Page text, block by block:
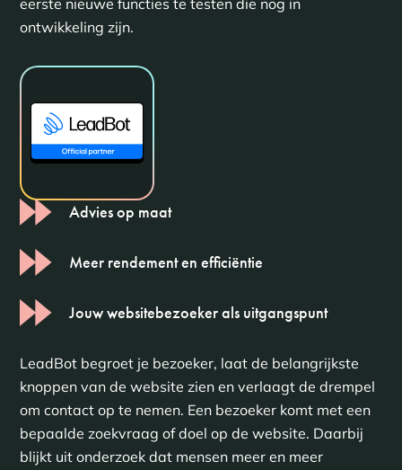
eerste nieuwe functies te testen die nog in
ontwikkeling zijn.
Advies op maat
Meer rendement en efficiëntie
Jouw websitebezoeker als uitgangspunt
LeadBot begroet je bezoeker, laat de belangrijkste
knoppen van de website zien en verlaagt de drempel
om contact op te nemen. Een bezoeker komt met een
bepaalde zoekvraag of doel op de website. Daarbij
blijkt uit onderzoek dat mensen meer en meer